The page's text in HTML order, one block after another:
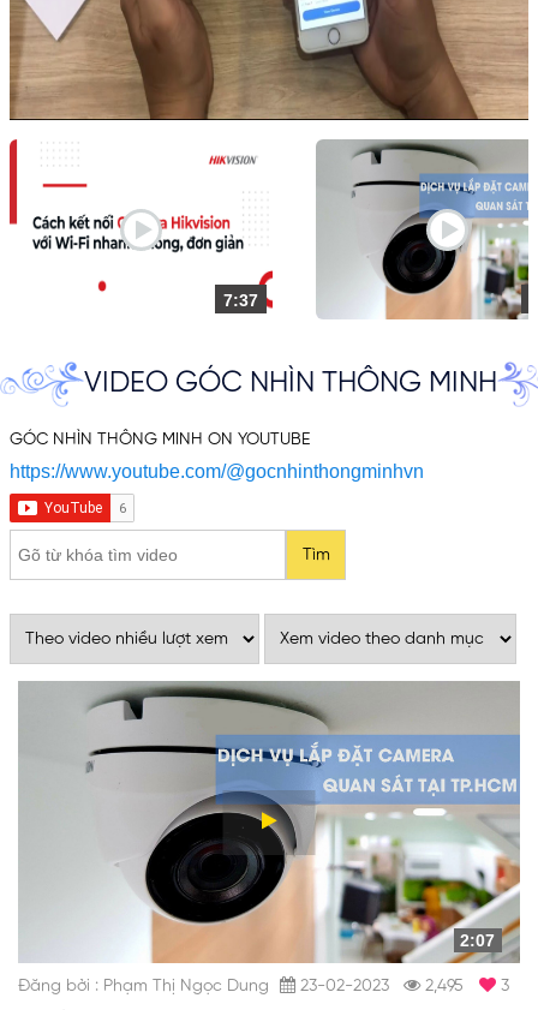
7:37
VIDEO GÓC NHÌN THÔNG MINH
GÓC NHÌN THÔNG MINH ON YOUTUBE
https://www.youtube.com/@gocnhinthongminhvn
2:07
Đăng bởi : Phạm Thị Ngọc Dung 23-02-2023 2,495 3